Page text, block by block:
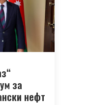
за
нефт